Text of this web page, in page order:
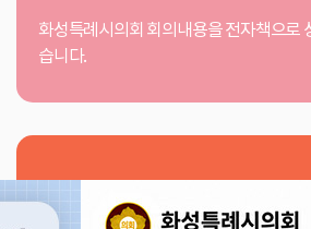
화성특례시의회 회의내용을 전자책으로
습니다.
인터넷방송